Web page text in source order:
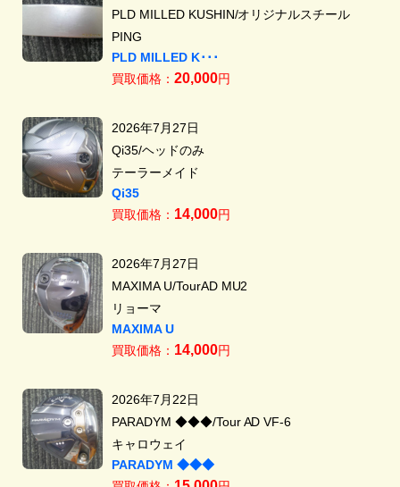
PLD MILLED KUSHIN/オリジナルスチール
PING
PLD MILLED K･･･
買取価格： 20,000円
2026年7月27日
Qi35/ヘッドのみ
テーラーメイド
Qi35
買取価格： 14,000円
2026年7月27日
MAXIMA U/TourAD MU2
リョーマ
MAXIMA U
買取価格： 14,000円
2026年7月22日
PARADYM ◆◆◆/Tour AD VF-6
キャロウェイ
PARADYM ◆◆◆